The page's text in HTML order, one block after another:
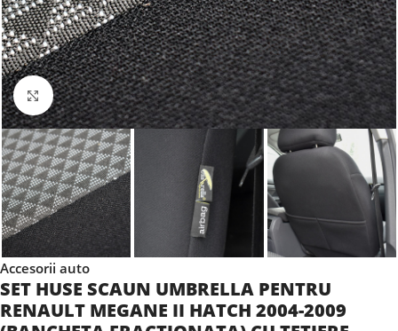
Faceți clic pentru a mări
Accesorii auto
SET HUSE SCAUN UMBRELLA PENTRU
RENAULT MEGANE II HATCH 2004-2009